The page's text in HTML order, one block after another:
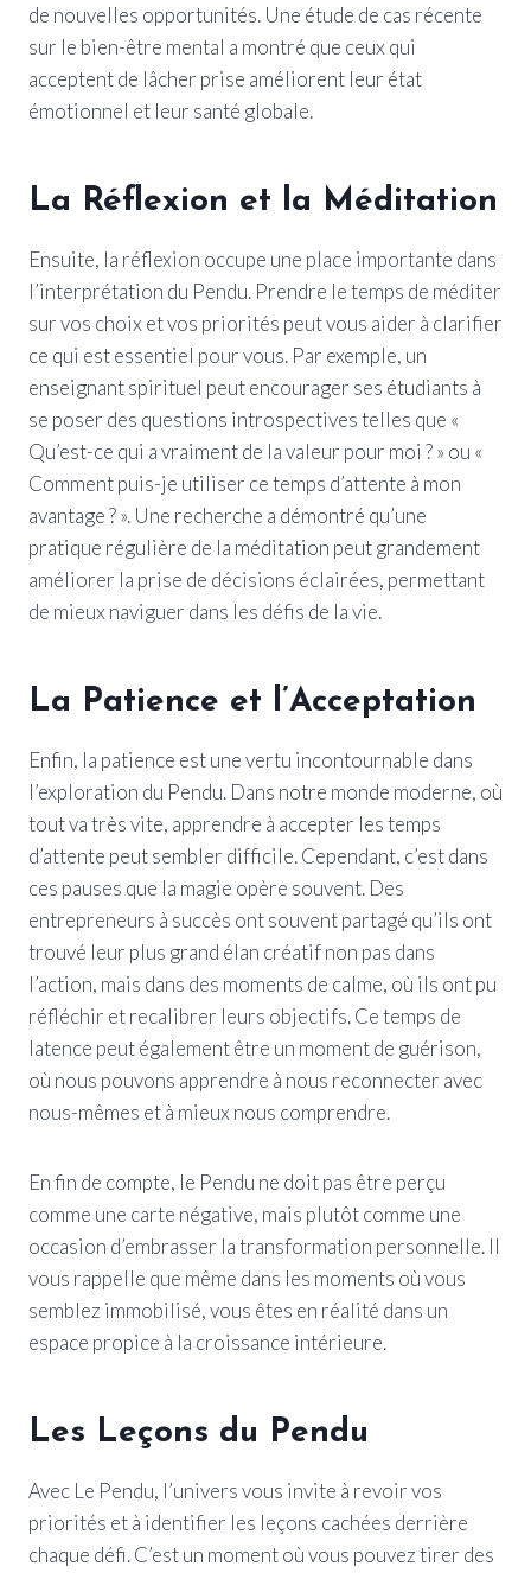
de nouvelles opportunités. Une étude de cas récente
sur le bien-être mental a montré que ceux qui
acceptent de lâcher prise améliorent leur état
émotionnel et leur santé globale.
La Réflexion et la Méditation
Ensuite, la réflexion occupe une place importante dans
l’interprétation du Pendu. Prendre le temps de méditer
sur vos choix et vos priorités peut vous aider à clarifier
ce qui est essentiel pour vous. Par exemple, un
enseignant spirituel peut encourager ses étudiants à
se poser des questions introspectives telles que «
Qu’est-ce qui a vraiment de la valeur pour moi ? » ou «
Comment puis-je utiliser ce temps d’attente à mon
avantage ? ». Une recherche a démontré qu’une
pratique régulière de la méditation peut grandement
améliorer la prise de décisions éclairées, permettant
de mieux naviguer dans les défis de la vie.
La Patience et l’Acceptation
Enfin, la patience est une vertu incontournable dans
l’exploration du Pendu. Dans notre monde moderne, où
tout va très vite, apprendre à accepter les temps
d’attente peut sembler difficile. Cependant, c’est dans
ces pauses que la magie opère souvent. Des
entrepreneurs à succès ont souvent partagé qu’ils ont
trouvé leur plus grand élan créatif non pas dans
l’action, mais dans des moments de calme, où ils ont pu
réfléchir et recalibrer leurs objectifs. Ce temps de
latence peut également être un moment de guérison,
où nous pouvons apprendre à nous reconnecter avec
nous-mêmes et à mieux nous comprendre.
En fin de compte, le Pendu ne doit pas être perçu
comme une carte négative, mais plutôt comme une
occasion d’embrasser la transformation personnelle. Il
vous rappelle que même dans les moments où vous
semblez immobilisé, vous êtes en réalité dans un
espace propice à la croissance intérieure.
Les Leçons du Pendu
Avec Le Pendu, l’univers vous invite à revoir vos
priorités et à identifier les leçons cachées derrière
chaque défi. C’est un moment où vous pouvez tirer des